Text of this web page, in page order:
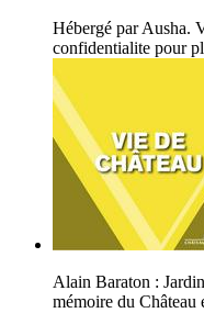
Hébergé par Ausha.
confidentialite pour
Alain Baraton :
mémoire du Château